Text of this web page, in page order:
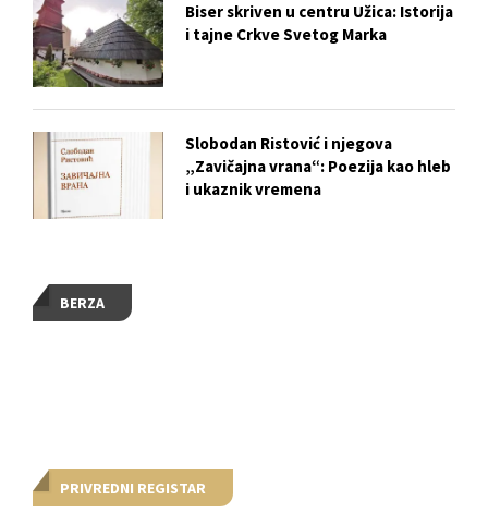
BERZA
PRIVREDNI REGISTAR
Biser skriven u centru Užica: Istorija
i tajne Crkve Svetog Marka
Slobodan Ristović i njegova
„Zavičajna vrana“: Poezija kao hleb
i ukaznik vremena